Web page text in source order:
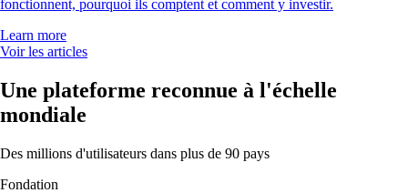
fonctionnent, pourquoi ils comptent et comment y investir.
Learn more
Voir les articles
Une plateforme reconnue à l'échelle
mondiale
Des millions d'utilisateurs dans plus de 90 pays
Fondation